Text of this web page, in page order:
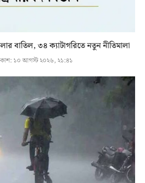
বাতিল, ৩৪ ক্যাটাগরিতে নতুন নীতিমালা
১০ আগস্ট ২০২৬, ২১:৪১